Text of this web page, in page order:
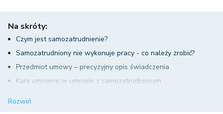
Na skróty:
Czym jest samozatrudnienie?
Samozatrudniony nie wykonuje pracy - co należy zrobić?
Przedmiot umowy – precyzyjny opis świadczenia
Kary umowne w umowie z samozatrudnionym
Rozwiń